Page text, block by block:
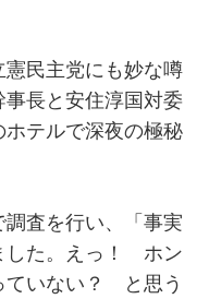
民主党にも妙な噂
長と安住淳国対委
テルで深夜の極秘
査を行い、「事実
した。えっ！ ホン
ていない？ と思う